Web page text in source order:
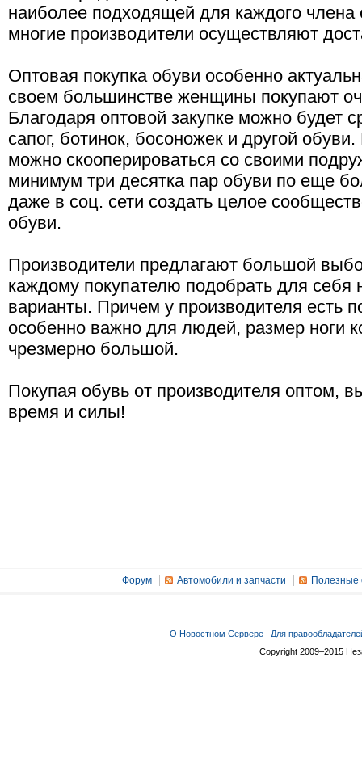
наиболее подходящей для каждого члена
многие производители осуществляют
Оптовая покупка обуви особенно
своем большинстве женщины покупают
Благодаря оптовой закупке можно будет
сапог, ботинок, босоножек и другой
можно скооперироваться со своими
минимум три десятка пар обуви по еще
даже в соц. сети создать целое
обуви.
Производители предлагают большой
каждому покупателю подобрать для
варианты. Причем у производителя есть
особенно важно для людей, размер ноги
чрезмерно большой.
Покупая обувь от производителя оптом,
время и силы!
Форум Автомобили и запчасти Полезные
О Новостном Сервере
Для
Copyright 2009–2015